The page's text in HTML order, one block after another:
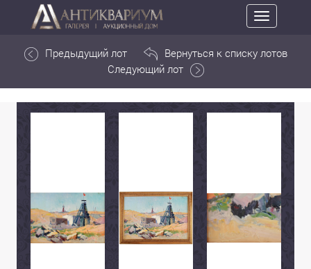
Toggle
navigation
Предыдущий лот
Вернуться к списку лотов
Следующий лот